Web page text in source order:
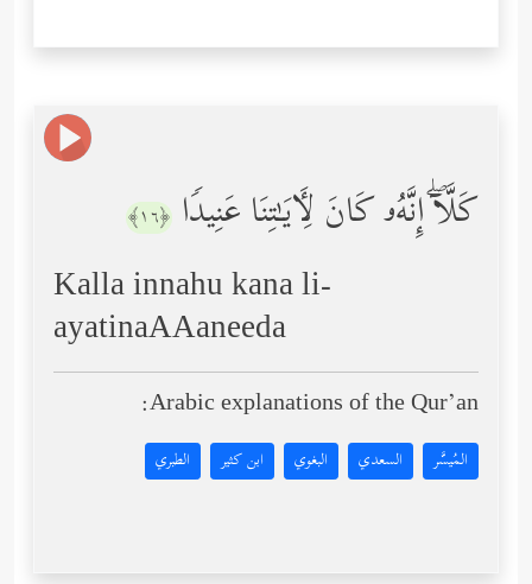
كَلَّاۤۖ إِنَّهُۥ كَانَ لِـَٔایَـٰتِنَا عَنِیدࣰا ﴿١٦﴾
Kalla innahu kana li-
ayatinaAAaneeda
Arabic explanations of the Qur’an:
المُيسَّر السعدي البغوي ابن كثير الطبري